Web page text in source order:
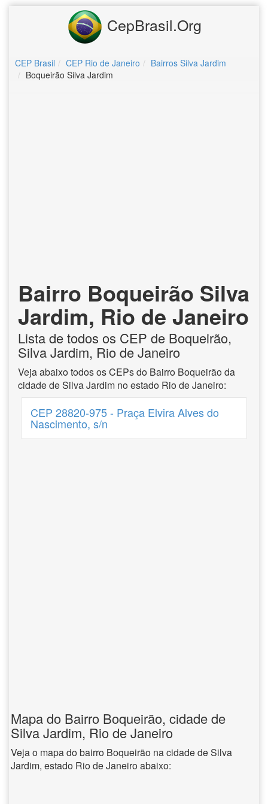
CepBrasil.Org
CEP Brasil CEP Rio de Janeiro
Bairros Silva Jardim
Boqueirão Silva Jardim
Bairro Boqueirão Silva
Jardim, Rio de Janeiro
Lista de todos os CEP de Boqueirão,
Silva Jardim, Rio de Janeiro
Veja abaixo todos os CEPs do Bairro Boqueirão da
cidade de Silva Jardim no estado Rio de Janeiro:
CEP 28820-975 - Praça Elvira Alves do
Nascimento, s/n
Mapa do Bairro Boqueirão, cidade de
Silva Jardim, Rio de Janeiro
Veja o mapa do bairro Boqueirão na cidade de Silva
Jardim, estado Rio de Janeiro abaixo: